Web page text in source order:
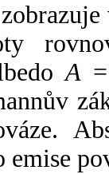
A
emise